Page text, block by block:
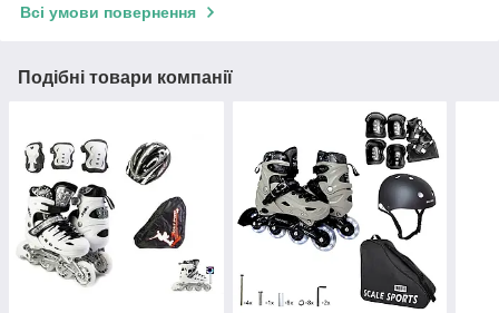
Всі умови повернення
Подібні товари компанії